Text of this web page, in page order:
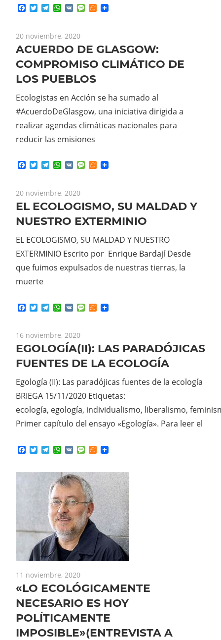
Facebook
TwitterTelegram
WhatsApp
VK MessageMeneame
20 noviembre, 2020
ACUERDO DE GLASGOW:
COMPROMISO CLIMÁTICO DE
LOS PUEBLOS
Ecologistas en Acción se ha sumado al
#AcuerdoDeGlasgow, una iniciativa dirigida a
realizar agendas climáticas nacionales para
reducir las emisiones
Facebook
TwitterTelegram
WhatsApp
VK MessageMeneame
20 noviembre, 2020
EL ECOLOGISMO, SU MALDAD Y
NUESTRO EXTERMINIO
EL ECOLOGISMO, SU MALDAD Y NUESTRO
EXTERMINIO Escrito por Enrique Bardají Desde
que fuimos expulsados de nuestras tierras, la
muerte
Facebook
TwitterTelegram
WhatsApp
VK MessageMeneame
16 noviembre, 2020
EGOLOGÍA(II): LAS PARADÓJICAS
FUENTES DE LA ECOLOGÍA
Egología (II): Las paradójicas fuentes de la ecología
BRIEGA 15/11/2020 Etiquetas:
ecología, egología, individualismo, liberalismo,
Primer capítulo del ensayo «Egología». Para leer el
Facebook
TwitterTelegram
WhatsApp
VK MessageMeneame
11 noviembre, 2020
«LO ECOLÓGICAMENTE
NECESARIO ES HOY
POLÍTICAMENTE
IMPOSIBLE»(ENTREVISTA A